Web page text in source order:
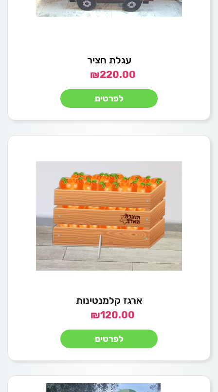
עגלת חציר
₪220.00
לפרטים
ארגז קלמנטינות
₪120.00
לפרטים